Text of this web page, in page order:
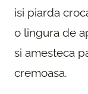
isi piarda
o lingura de
si amesteca
cremoasa.